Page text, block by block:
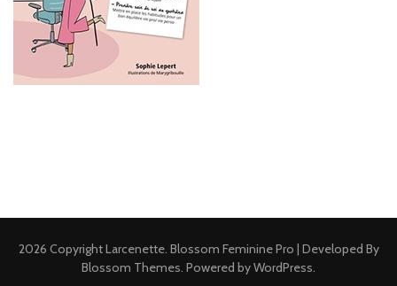
2026 CopyrightLarcenette. Blossom Feminine Pro | Developed By
Blossom Themes. Powered byWordPress.